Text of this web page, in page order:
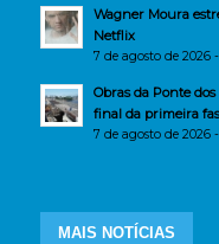
Wagner Moura
Netflix
7 de agosto de 2026
Obras da Ponte
final da primeira
7 de agosto de 2026 -
MAIS NOTÍCIAS